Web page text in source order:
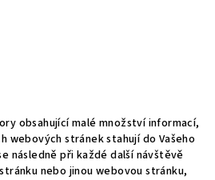
obsahující malé množství informací,
webových stránek stahují do Vašeho
následně při každé další návštěvě
nebo jinou webovou stránku,